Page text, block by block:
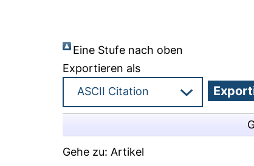
Eine Stufe nach oben
Exportieren als
Gehe zu: Artikel